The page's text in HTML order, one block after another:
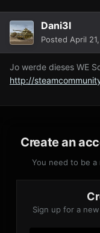
Dani3l
Posted April
Jo werde dieses WE
http://
Create an
You need to be a
Sign up for a